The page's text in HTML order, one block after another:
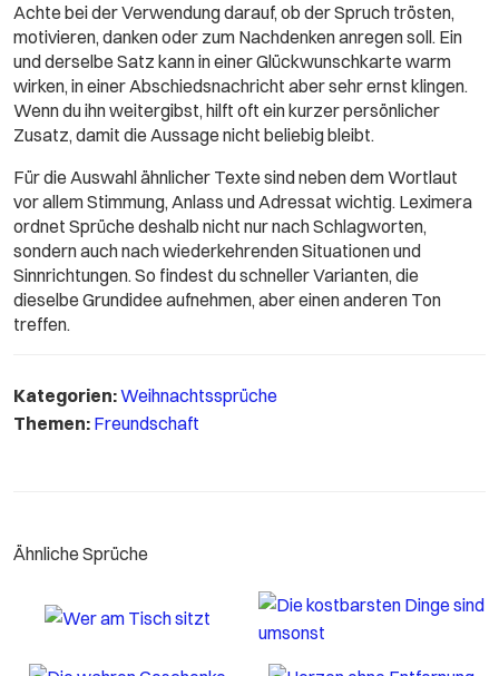
Achte bei der Verwendung darauf, ob der Spruch trösten,
motivieren, danken oder zum Nachdenken anregen soll. Ein
und derselbe Satz kann in einer Glückwunschkarte warm
wirken, in einer Abschiedsnachricht aber sehr ernst klingen.
Wenn du ihn weitergibst, hilft oft ein kurzer persönlicher
Zusatz, damit die Aussage nicht beliebig bleibt.
Für die Auswahl ähnlicher Texte sind neben dem Wortlaut
vor allem Stimmung, Anlass und Adressat wichtig. Leximera
ordnet Sprüche deshalb nicht nur nach Schlagworten,
sondern auch nach wiederkehrenden Situationen und
Sinnrichtungen. So findest du schneller Varianten, die
dieselbe Grundidee aufnehmen, aber einen anderen Ton
treffen.
Kategorien:Weihnachtssprüche
Themen: Freundschaft
Ähnliche Sprüche